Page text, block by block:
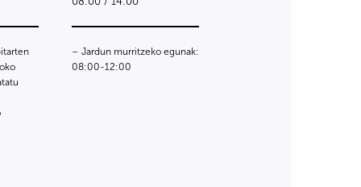
– Jardun murritzeko egunak:
08:00-12:00